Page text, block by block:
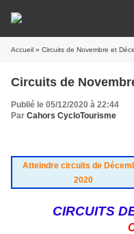
Accueil » Circuits de Novembre et
Circuits de
Publié le 05/12/2020 à 22:44
Par Cahors CycloTourisme
Atteindre circuits de
2020
CIRCUITS